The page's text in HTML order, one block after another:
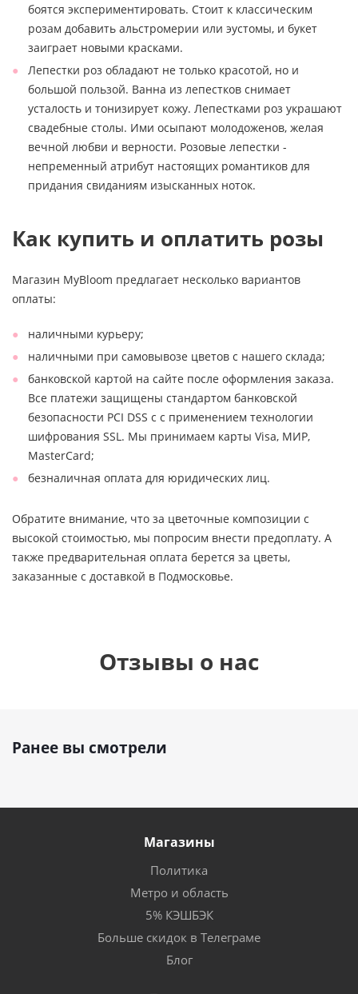
боятся экспериментировать. Стоит к классическим
розам добавить альстромерии или эустомы, и букет
заиграет новыми красками.
Лепестки роз обладают не только красотой, но и
большой пользой. Ванна из лепестков снимает
усталость и тонизирует кожу. Лепестками роз украшают
свадебные столы. Ими осыпают молодоженов, желая
вечной любви и верности. Розовые лепестки -
непременный атрибут настоящих романтиков для
придания свиданиям изысканных ноток.
Как купить и оплатить розы
Магазин MyBloom предлагает несколько вариантов
оплаты:
наличными курьеру;
наличными при самовывозе цветов с нашего склада;
банковской картой на сайте после оформления заказа.
Все платежи защищены стандартом банковской
безопасности PCI DSS с с применением технологии
шифрования SSL. Мы принимаем карты Visa, МИР,
MasterCard;
безналичная оплата для юридических лиц.
Обратите внимание, что за цветочные композиции с
высокой стоимостью, мы попросим внести предоплату. А
также предварительная оплата берется за цветы,
заказанные с доставкой в Подмосковье.
Отзывы о нас
Ранее вы смотрели
Магазины
Политика
Метро и область
5% КЭШБЭК
Больше скидок в Телеграме
Блог